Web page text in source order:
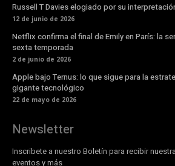
Russell T Davies elogiado por su
12 de junio de 2026
Netflix confirma el final de Emily en París: la
sexta temporada
2 de junio de 2026
Apple bajo Ternus: lo que sigue para la
gigante tecnológico
22 de mayo de 2026
Newsletter
Inscribete a nuestro Boletín para recibir
eventos y más